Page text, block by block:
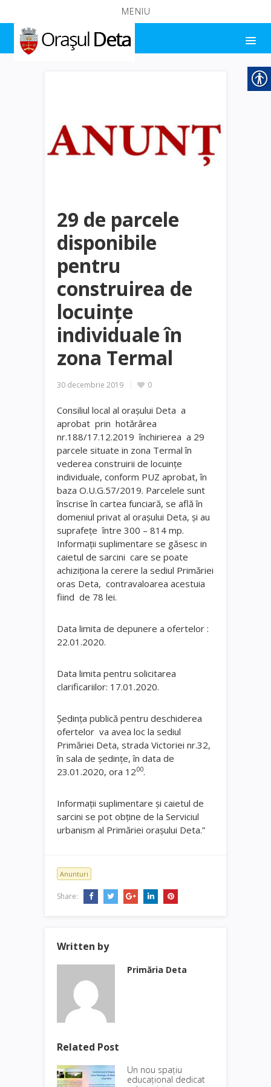
MENIU
29 de parcele
disponibile
pentru
construirea de
locuințe
individuale în
zona Termal
30 decembrie 2019 0
Consiliul local al oraşului Deta a
aprobat prin hotărârea
nr.188/17.12.2019 închirierea a 29
parcele situate in zona Termal în
vederea construirii de locuinţe
individuale, conform PUZ aprobat, în
baza O.U.G.57/2019. Parcelele sunt
înscrise în cartea funciară, se află în
domeniul privat al oraşului Deta, şi au
suprafeţe între 300 – 814 mp.
Informaţii suplimentare se găsesc in
caietul de sarcini care se poate
achiziţiona la cerere la sediul Primăriei
oras Deta, contravaloarea acestuia
fiind de 78 lei.
Data limita de depunere a ofertelor :
22.01.2020.
Data limita pentru solicitarea
clarificariilor: 17.01.2020.
Şedinţa publică pentru deschiderea
ofertelor va avea loc la sediul
Primăriei Deta, strada Victoriei nr.32,
în sala de şedinţe, în data de
23.01.2020, ora 1200.
Informaţii suplimentare şi caietul de
sarcini se pot obţine de la Serviciul
urbanism al Primăriei oraşului Deta.”
Anunturi
Share:
Written by
Primăria Deta
Related Post
Un nou spațiu
educațional dedicat